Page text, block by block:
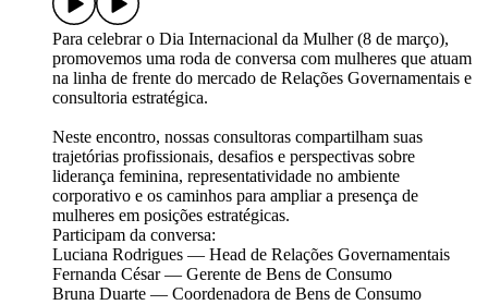
Para celebrar o Dia Internacional da Mulher (8 de março),
promovemos uma roda de conversa com mulheres que atuam
na linha de frente do mercado de Relações Governamentais e
consultoria estratégica.
Neste encontro, nossas consultoras compartilham suas
trajetórias profissionais, desafios e perspectivas sobre
liderança feminina, representatividade no ambiente
corporativo e os caminhos para ampliar a presença de
mulheres em posições estratégicas.
Participam da conversa:
Luciana Rodrigues — Head de Relações Governamentais
Fernanda César — Gerente de Bens de Consumo
Bruna Duarte — Coordenadora de Bens de Consumo